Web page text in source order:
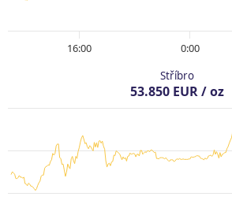
16:00 0:00
Stříbro
53.850 EUR / oz